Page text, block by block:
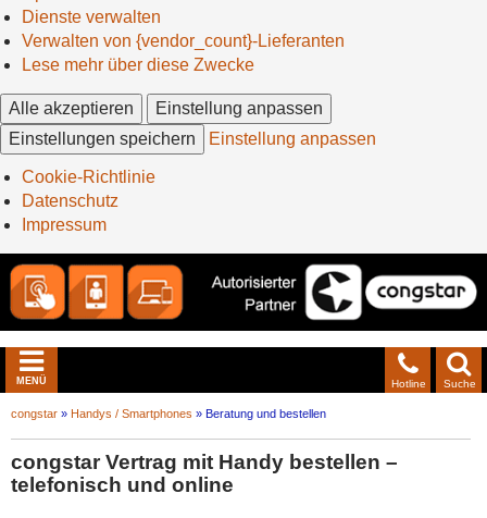
Dienste verwalten
Verwalten von {vendor_count}-Lieferanten
Lese mehr über diese Zwecke
Alle akzeptieren
Einstellung anpassen
Einstellungen speichern
Einstellung anpassen
Cookie-Richtlinie
Datenschutz
Impressum
Suche
Hotline
MENÜ
congstar » Handys / Smartphones » Beratung und bestellen
congstar Vertrag mit Handy bestellen –
telefonisch und online